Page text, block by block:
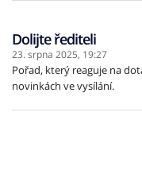
Dolijte řediteli
23. srpna 2025, 19:27
Pořad, který reaguje na
novinkách ve vysílání.